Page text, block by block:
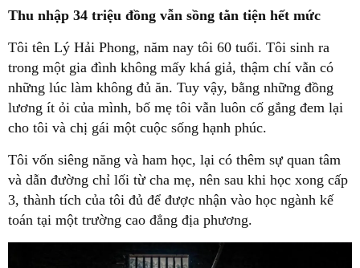
Thu nhập 34 triệu đồng vẫn sồng tằn tiện hết mức
Tôi tên Lý Hải Phong, năm nay tôi 60 tuổi. Tôi sinh ra
trong một gia đình không mấy khá giả, thậm chí vẫn có
những lúc làm không đủ ăn. Tuy vậy, bằng những đồng
lương ít ỏi của mình, bố mẹ tôi vẫn luôn cố gắng đem lại
cho tôi và chị gái một cuộc sống hạnh phúc.
Tôi vốn siêng năng và ham học, lại có thêm sự quan tâm
và dẫn đường chỉ lối từ cha mẹ, nên sau khi học xong cấp
3, thành tích của tôi đủ để được nhận vào học ngành kế
toán tại một trường cao đẳng địa phương.